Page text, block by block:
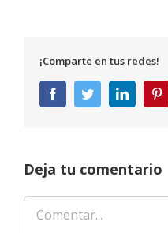
¡Comparte en tus redes!
FacebookTwitterLinkedIn
Deja tu comentario
Comentar